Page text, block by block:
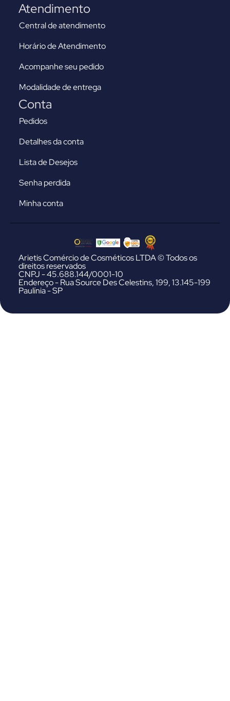
Atendimento
Central de atendimento
Horário de Atendimento
Acompanhe seu pedido
Modalidade de entrega
Conta
Pedidos
Detalhes da conta
Lista de Desejos
Senha perdida
Minha conta
Arietis Comércio de Cosméticos LTDA © Todos os
direitos reservados
CNPJ - 45.688.144/0001-10
Endereço - Rua Source Des Celestins, 199, 13.145-199
Paulínia - SP